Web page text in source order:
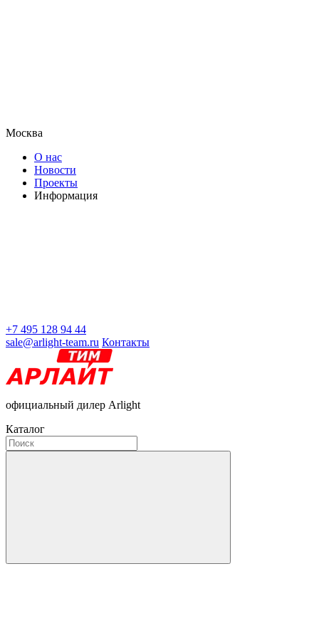
Москва
О нас
Новости
Проекты
Информация
+7 495 128 94 44
sale@arlight-team.ru Контакты
официальный дилер Arlight
Каталог